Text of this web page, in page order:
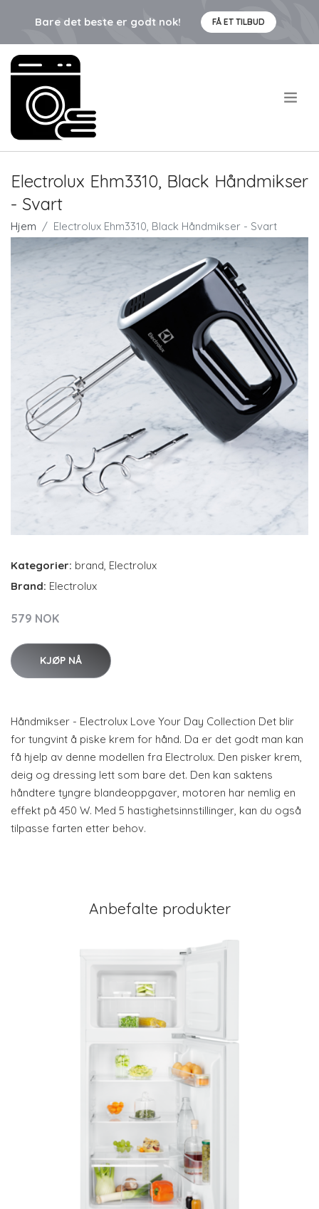
Bare det beste er godt nok! FÅ ET TILBUD
Electrolux Ehm3310, Black Håndmikser
- Svart
Hjem Electrolux Ehm3310, Black Håndmikser - Svart
Kategorier: brand, Electrolux
Brand: Electrolux
579 NOK
KJØP NÅ
Håndmikser - Electrolux Love Your Day Collection Det blir
for tungvint å piske krem for hånd. Da er det godt man kan
få hjelp av denne modellen fra Electrolux. Den pisker krem,
deig og dressing lett som bare det. Den kan saktens
håndtere tyngre blandeoppgaver, motoren har nemlig en
effekt på 450 W. Med 5 hastighetsinnstillinger, kan du også
tilpasse farten etter behov.
Anbefalte produkter